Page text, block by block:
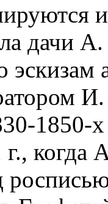
дачи
1850-
когда